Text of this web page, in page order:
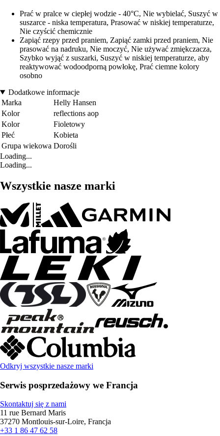
Prać w pralce w ciepłej wodzie - 40°C, Nie wybielać, Suszyć w
suszarce - niska temperatura, Prasować w niskiej temperaturze,
Nie czyścić chemicznie
Zapiąć rzepy przed praniem, Zapiąć zamki przed praniem, Nie
prasować na nadruku, Nie moczyć, Nie używać zmiękczacza,
Szybko wyjąć z suszarki, Suszyć w niskiej temperaturze, aby
reaktywować wodoodporną powłokę, Prać ciemne kolory
osobno
Dodatkowe informacje
Marka
Helly Hansen
Kolor
reflections aop
Kolor
Fioletowy
Płeć
Kobieta
Grupa wiekowa Dorośli
Loading...
Loading...
Wszystkie nasze marki
Odkryj wszystkie nasze marki
Serwis posprzedażowy we Francja
Skontaktuj się z nami
11 rue Bernard Maris
37270 Montlouis-sur-Loire, Francja
+33 1 86 47 62 58